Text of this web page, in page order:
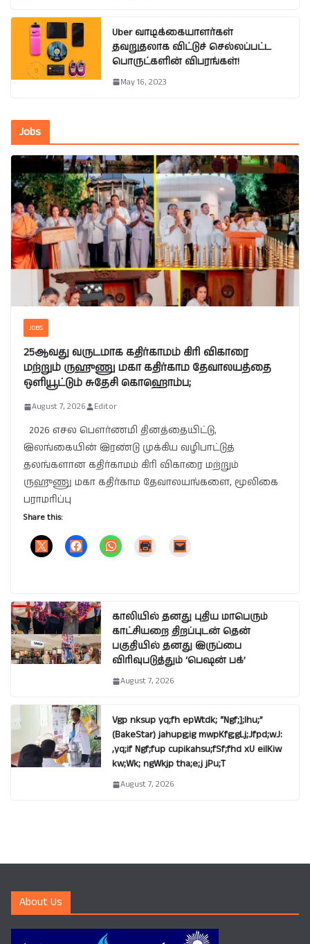
Uber வாடிக்கையாளர்கள்
தவறுதலாக விட்டுச் செல்லப்பட்ட
பொருட்களின் விபரங்கள்!
May 16, 2023
Jobs
JOBS
25ஆவது வருடமாக கதிர்காமம் கிரி விகாரை
மற்றும் ருஹுணு மகா கதிர்காம தேவாலயத்தை
ஒளியூட்டும் சுதேசி கொஹொம்ப;
August 7, 2026 Editor
2026 எசல பௌர்ணமி தினத்தையிட்டு,
இலங்கையின் இரண்டு முக்கிய வழிபாட்டுத்
தலங்களான கதிர்காமம் கிரி விகாரை மற்றும்
ருஹுணு மகா கதிர்காம தேவாலயங்களை, மூலிகை
பராமரிப்பு
Share this:
காலியில் தனது புதிய மாபெரும்
காட்சியறை திறப்புடன் தென்
பகுதியில் தனது இருப்பை
விரிவுபடுத்தும் ‘பெஷன் பக்’
August 7, 2026
Vgp nksup yq;fh epWtdk; “Ngf;];lhu;”
(BakeStar) jahupg;ig mwpKfg;gLj;Jfpd;wJ:
,yq;if Ngf;fup cupikahsu;fSf;fhd xU eilKiw
kw;Wk; ngWkjp tha;e;j jPu;T
August 7, 2026
About Us